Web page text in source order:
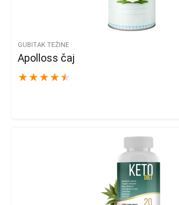
GUBITAK TEŽINE
Apolloss čaj
★ ★ ★ ★ ★